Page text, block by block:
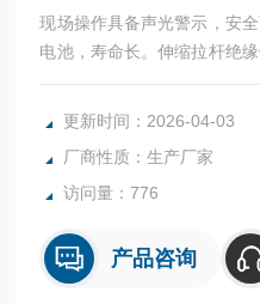
现场操作具备声光警示，安
电池，寿命长。伸缩拉杆绝
全工器具质量监督检验测试
更新时间：2026-04-03
厂商性质：生产厂家
访问量：776
产品咨询